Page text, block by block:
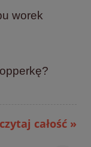
worek
czytaj całość »